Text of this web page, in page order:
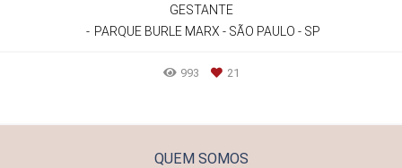
GESTANTE
PARQUE BURLE MARX - SÃO PAULO - SP
993 21
QUEM SOMOS